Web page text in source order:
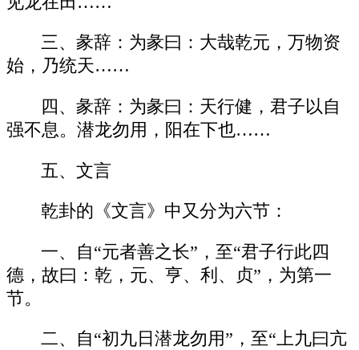
三、彖辞：为彖曰：大哉乾元，万物资
始，乃统天……
四、彖辞：为彖曰：天行健，君子以自
强不息。潜龙勿用，阳在下也……
五、文言
乾卦的《文言》中又分为六节：
一、自“元者善之长”，至“君子行此四
德，故曰：乾，元、亨、利、贞”，为第一
节。
二、自“初九日潜龙勿用”，至“上九曰亢